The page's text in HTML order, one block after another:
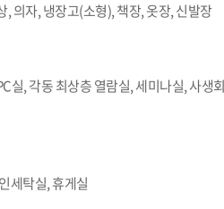
의자, 냉장고(소형), 책장, 옷장, 신발장
실, 각동 최상층 열람실, 세미나실, 사생
세탁실, 휴게실